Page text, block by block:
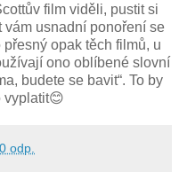
film viděli, pustit si
vám usnadní ponoření se
opak těch filmů, u
ono oblíbené slovní
budete se bavit“. To by
vyplatit😊
odp.